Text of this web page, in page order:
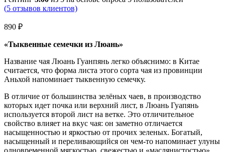
(5 отзывов клиентов)
890 ₽
«Тыквенные семечки из Люань»
Название чая Люань Гуанпянь легко объяснимо: в Китае
считается, что форма листа этого сорта чая из провинции
Аньхой напоминает тыквенную семечку.
В отличие от большинства зелёных чаев, в производство
которых идет почка или верхний лист, в Люань Гуапянь
используется второй лист на ветке. Это отличительное
свойство влияет на вкус чая: он заметно отличается
насыщенностью и яркостью от прочих зеленых. Богатый,
насыщенный и переливающийся он чем-то напоминает улуны
одновременной мягкостью, свежестью и «маслянистостью»